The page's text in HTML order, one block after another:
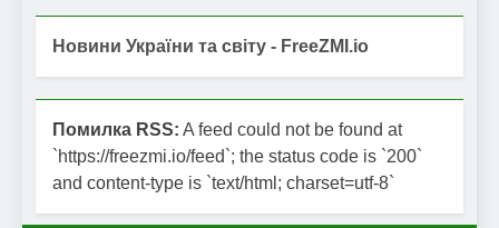
Новини України та світу - FreeZMI.io
Помилка RSS: A feed could not be found at
`https://freezmi.io/feed`; the status code is `200`
and content-type is `text/html; charset=utf-8`